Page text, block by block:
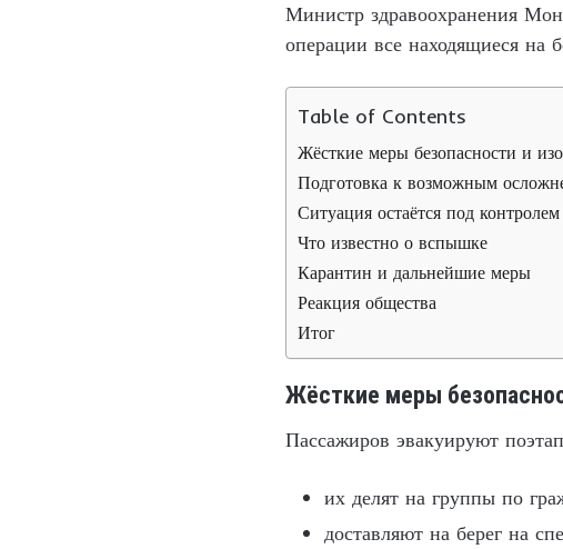
Министр здравоохранения
операции все находящиеся на
Table of Contents
Жёсткие меры безопасности и
Подготовка к возможным
Ситуация остаётся под контролем
Что известно о вспышке
Карантин и дальнейшие меры
Реакция общества
Итог
Жёсткие меры
Пассажиров эвакуируют
их делят на группы по
доставляют на берег на